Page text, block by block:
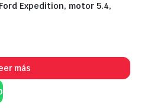
Expedition, motor 5.4,
más